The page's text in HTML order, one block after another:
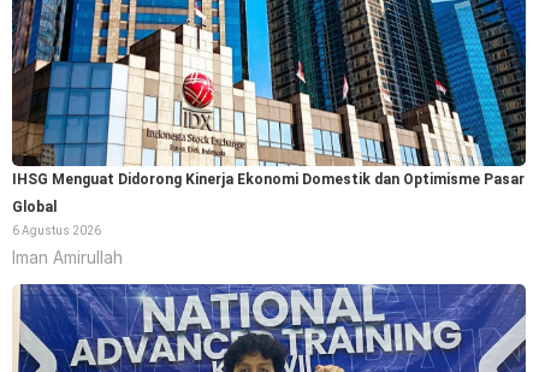
IHSG Menguat Didorong Kinerja Ekonomi Domestik dan Optimisme Pasar
Global
6 Agustus 2026
Iman Amirullah